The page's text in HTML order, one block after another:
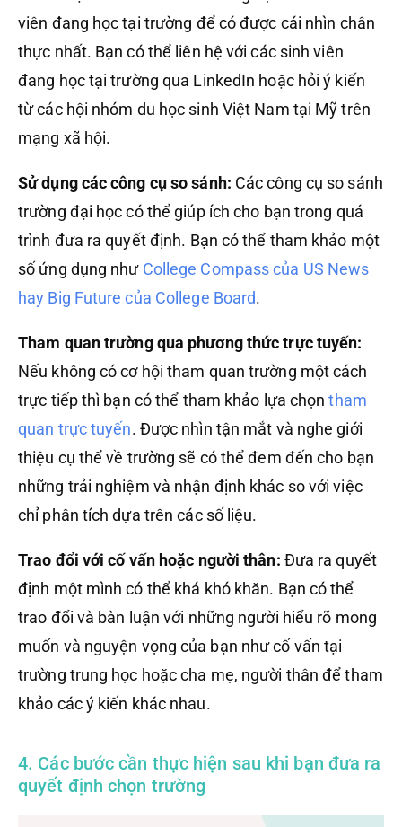
viên đang học tại trường để có được cái nhìn chân
thực nhất. Bạn có thể liên hệ với các sinh viên
đang học tại trường qua LinkedIn hoặc hỏi ý kiến
từ các hội nhóm du học sinh Việt Nam tại Mỹ trên
mạng xã hội.
Sử dụng các công cụ so sánh: Các công cụ so sánh
trường đại học có thể giúp ích cho bạn trong quá
trình đưa ra quyết định. Bạn có thể tham khảo một
số ứng dụng như College Compass của US News
hay Big Future của College Board.
Tham quan trường qua phương thức trực tuyến:
Nếu không có cơ hội tham quan trường một cách
trực tiếp thì bạn có thể tham khảo lựa chọntham
quan trực tuyến. Được nhìn tận mắt và nghe giới
thiệu cụ thể về trường sẽ có thể đem đến cho bạn
những trải nghiệm và nhận định khác so với việc
chỉ phân tích dựa trên các số liệu.
Trao đổi với cố vấn hoặc người thân: Đưa ra quyết
định một mình có thể khá khó khăn. Bạn có thể
trao đổi và bàn luận với những người hiểu rõ mong
muốn và nguyện vọng của bạn như cố vấn tại
trường trung học hoặc cha mẹ, người thân để tham
khảo các ý kiến khác nhau.
4. Các bước cần thực hiện sau khi bạn đưa ra
quyết định chọn trường